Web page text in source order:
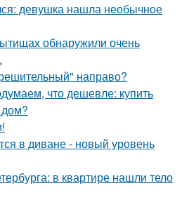
девушка нашла необычное
обнаружили очень
направо?
что дешевле: купить
дом?
в диване - новый уровень
в квартире нашли тело